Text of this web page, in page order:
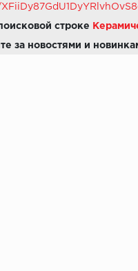
строке
за новостями и